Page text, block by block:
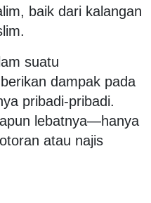
baik dari kalangan
suatu
dampak pada
pribadi-pribadi.
lebatnya—hanya
atau najis